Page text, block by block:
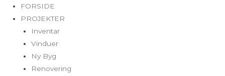
FORSIDE
PROJEKTER
Inventar
Vinduer
Ny Byg
Renovering